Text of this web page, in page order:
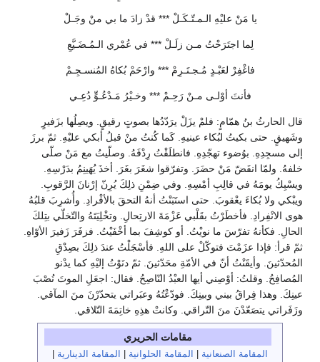
يا مَنْ عليْهِ الـمـتّـكَـلْ *** قدْ زادَ ما بي منْ وجَـلْ
لِما اجتَرَحْتُ مـن زلَـلْ *** في عُمْري الـمُـضَـيَّعِ
فاغْفِرْ لعَبْـدٍ مُـجـتَـرِمْ *** وارْحَمْ بُكاهُ المُنسـجِـمْ
فأنتَ أوْلـى مـنْ رَحِـمْ *** وخـيْرُ مَـدْعُـوٍّ دُعِـي
قال الحارثُ بنُ همّامٍ: فلمْ يزَلْ يرَدّدُها بصوتٍ رقيقٍ. ويصِلُها بزَفيرٍ
وشَهيقٍ. حتى بكيتُ لبُكاء عينيهِ. كَما كُنتُ منْ قبلُ أبكي عليْهِ. ثمّ برزَ
إلى مسجِدِهِ. بوُضوء تهجّدِهِ. فانطلَقْتُ رِدْفَهُ. وصلّيتُ مع مَنْ صلّى
خلفهُ. ولمّا انفَضّ مَنْ حضَرَ. وتفرّقوا شغَرَ بغَرَ. أخذَ يُهَينِمُ بدَرْسِهِ.
ويسْبِكُ يومَهُ في قالِبِ أمْسِهِ. وفي ضِمْنِ ذلِكَ يُرِنّ إرْنانَ الرَّقوبِ.
ويبْكي ولا بُكاءَ يعْقوبَ. حتى استَبَنْتُ أنهُ التحقَ بالأفْرادِ. وأُشرِبَ قلبُهُ
هوى الانْفِرادِ. فأخطَرْتُ بقَلْبي عَزْمَةَ الارتِحالِ. وتخْلِيَتَهُ والتّخلّي بتِلكَ
الحالِ. فكأنهُ تفرّسَ ما نويْتُ. أو كوشِفَ بما أخْفَيْتُ. فزفَرَ زَفيرَ الأوّاهِ.
ثمّ قرأ: فإذا عزَمْتَ فتوكّلْ على اللهِ. فأسْجَلْتُ عندَ ذلِكَ بصِدْقِ
المُحدّثينَ. وأيقَنْتُ أنّ في الأمّةِ محَدّثينَ. ثمّ دنَوْتُ إليْهِ كما يدْنو
المُصافِحُ. وقلتُ: أوْصِني أيها العبْدُ النّاصِحُ. فقال: اجعَلِ الموتَ نُصْبَ
عينِكَ. وهذا فِراقُ بيني وبينِكَ. فودّعْتُهُ وعبَراتي يتحدّرْنَ منَ المآقي.
وزَفَراتي يتصَعّدْنَ منَ التّراقي. وكانتْ هذِهِ خاتِمَةَ التّلاقي.
مقامات الحريري
المقامة الصنعانية المقامة الحلوانية المقامة الدينارية